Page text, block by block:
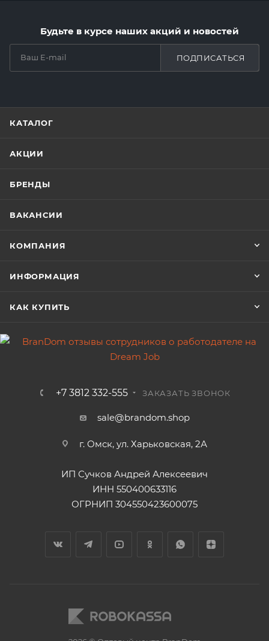
Будьте в курсе наших акций и новостей
ПОДПИСАТЬСЯ
КАТАЛОГ
АКЦИИ
БРЕНДЫ
ВАКАНСИИ
КОМПАНИЯ
ИНФОРМАЦИЯ
КАК КУПИТЬ
+7 3812 332-555 ЗАКАЗАТЬ ЗВОНОК
sale@brandom.shop
г. Омск, ул. Харьковская, 2А
ИП Сучков Андрей Алексеевич
ИНН 550400633116
ОГРНИП 304550423600075